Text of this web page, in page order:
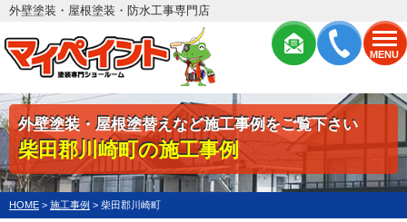
MENU
外壁塗装・屋根塗装・防水工事専門店
外壁塗装・屋根塗替えなど施工事例をご覧下さい
柴田郡川崎町の施工事例
HOME > 施工事例 > 柴田郡川崎町